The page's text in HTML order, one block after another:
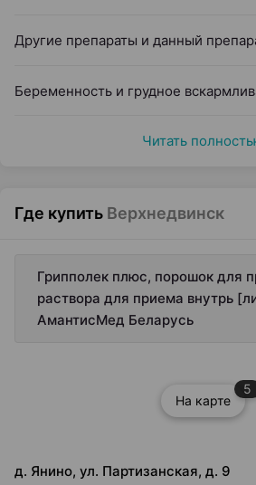
Другие препараты и данный
Беременность и грудное
Читать
Где купить Верхнедвинск
Грипполек плюс, порошок для
раствора для приема внутрь
АмантисМед Беларусь
На карте
5
д. Янино, ул. Партизанская, д. 9